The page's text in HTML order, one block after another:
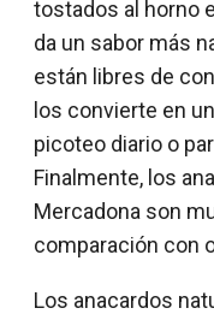
tostados al horno
da un sabor más
están libres de
los convierte en
picoteo diario o
Finalmente, los
Mercadona son
comparación con
Los anacardos